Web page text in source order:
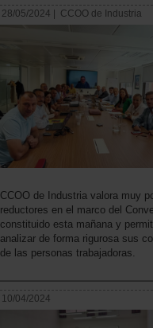
28/05/2024 | CCOO de Industria
CCOO de Industria valora muy
reductores en el marco del
constituido esta mañana y
analizar de forma rigurosa sus
de las personas trabajadoras.
10/04/2024